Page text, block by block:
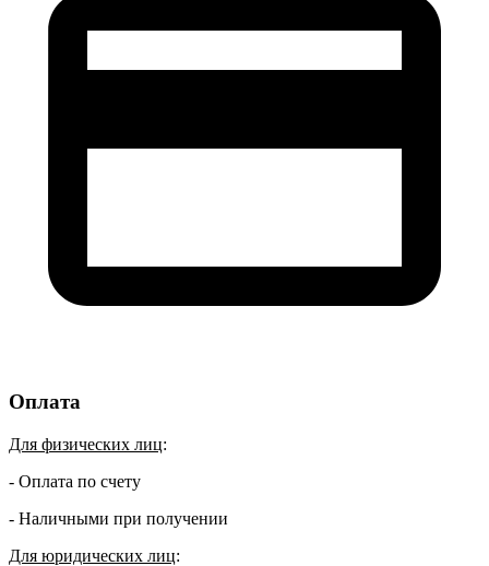
Оплата
Для физических лиц:
- Оплата по счету
- Наличными при получении
Для юридических лиц: